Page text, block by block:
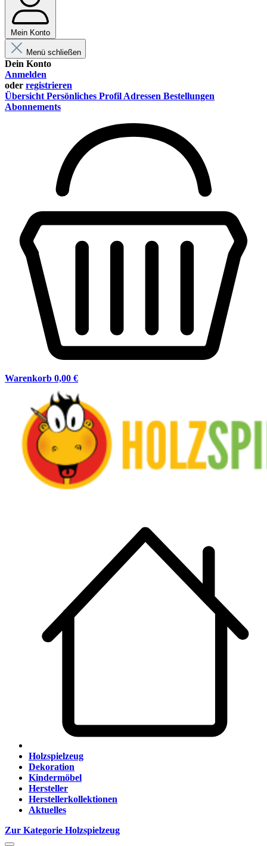
Mein Konto
Menü schließen
Dein Konto
Anmelden
oder registrieren
Übersicht Persönliches Profil Adressen Bestellungen
Abonnements
Warenkorb 0,00 €
Holzspielzeug
Dekoration
Kindermöbel
Hersteller
Herstellerkollektionen
Aktuelles
Zur Kategorie Holzspielzeug